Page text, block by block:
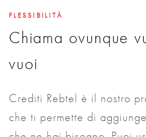
FLESSIBILITÀ
Chiama ovunque
vuoi
Crediti Rebtel è il nostro
che ti permette di